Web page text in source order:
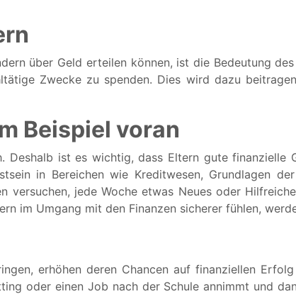
über Geld erteilen können, ist die Bedeutung
Zwecke zu spenden. Dies wird dazu
Beispiel voran
Deshalb ist es wichtig, dass Eltern gute finanzielle
in Bereichen wie Kreditwesen, Grundlagen
versuchen, jede Woche etwas Neues oder
im Umgang mit den Finanzen sicherer fühlen,
erhöhen deren Chancen auf finanziellen
oder einen Job nach der Schule annimmt und